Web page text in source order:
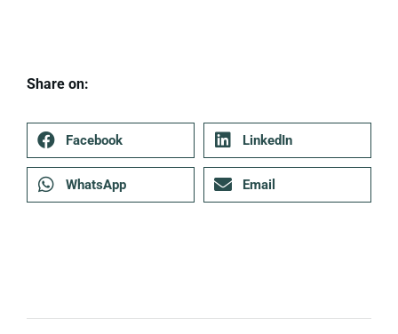
Share on:
Facebook LinkedIn
WhatsApp Email